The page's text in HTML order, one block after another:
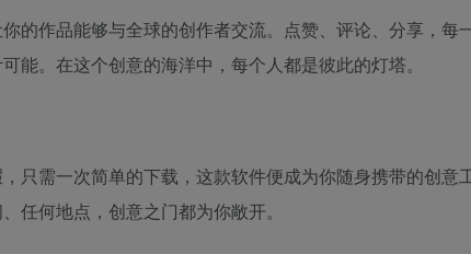
的作品能够与全球的创作者交流。点赞、评论、分享，每
能。在这个创意的海洋中，每个人都是彼此的灯塔。
只需一次简单的下载，这款软件便成为你随身携带的创意
任何地点，创意之门都为你敞开。